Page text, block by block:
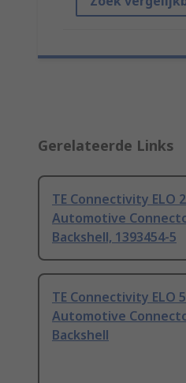
Gerelateerde Links
TE Connectivity ELO
Automotive
Backshell, 1393454-5
TE Connectivity ELO
Automotive
Backshell